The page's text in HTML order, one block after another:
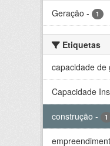
Geração - 1
Etiquetas
capacidade de
Capacidade
construção - 1